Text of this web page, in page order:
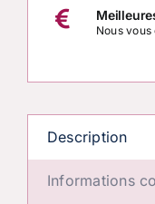
Nous
Description
Informations